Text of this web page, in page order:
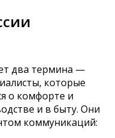
два термина —
которые
о комфорте и
и в быту. Они
коммуникаций: